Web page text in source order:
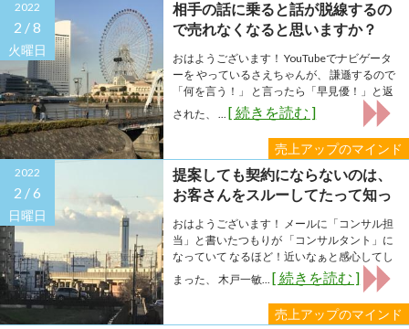
2022
2 /8
火曜日
売上アップのマインド
相手の話に乗ると話が脱線するの
で売れなくなると思いますか？
おはようございます！ YouTubeでナビゲータ
ーを やっているさえちゃんが、 謙遜するので
「何を言う！」 と言ったら「早見優！」と返
された、 ... [ 続きを読む ]
2022
2 /6
日曜日
売上アップのマインド
提案しても契約にならないのは、
お客さんをスルーしてたって知っ
てました？
おはようございます！ メールに「コンサル担
当」と書いたつもりが 「コンサルタント」に
なっていて なるほど！近いなぁと感心してし
まった、 木戸一敏... [ 続きを読む ]